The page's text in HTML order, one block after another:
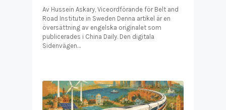
Av Hussein Askary, Viceordförande för Belt and
Road Institute in Sweden Denna artikel är en
översättning av engelska originalet som
publicerades i China Daily. Den digitala
Sidenvägen…